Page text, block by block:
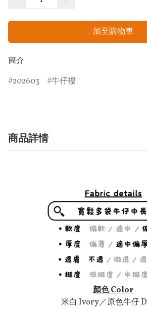
加至購物車
簡介
202603
牛仔褸
商品詳情
顏色 Color
米白 Ivory／原色牛仔